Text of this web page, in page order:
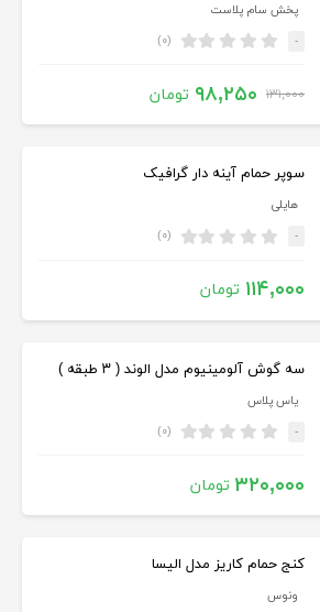
پخش سام پلاست
- (۰)
۱۳۱,۰۰۰ ۹۸,۲۵۰ تومان
سوپر حمام آینه دار گرافیک
هایلی
- (۰)
۱۱۴,۰۰۰ تومان
سه گوش آلومینیوم مدل الوند ( ۳ طبقه )
یاس پلاس
- (۰)
۳۲۰,۰۰۰ تومان
کنج حمام کاریز مدل الیسا
ونوس